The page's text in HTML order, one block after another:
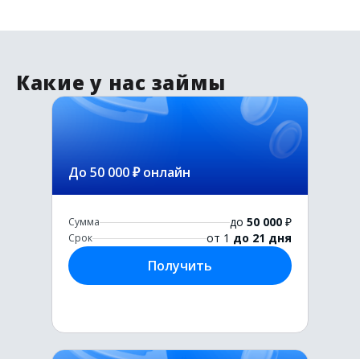
Какие у нас займы
До 50 000 ₽ онлайн
Сумма до 50 000 ₽
Срок от 1 до 21 дня
Получить